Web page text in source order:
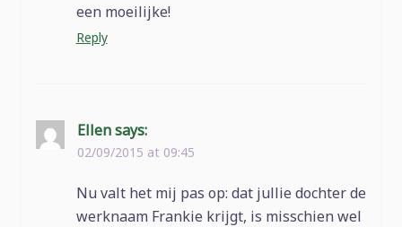
een moeilijke!
Reply
Ellen says:
02/09/2015 at 09:45
Nu valt het mij pas op: dat jullie dochter de
werknaam Frankie krijgt, is misschien wel